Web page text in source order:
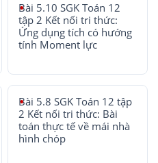
Bài 5.10 SGK Toán 12
tập 2 Kết nối tri thức:
Ứng dụng tích có hướng
tính Moment lực
Bài 5.8 SGK Toán 12 tập
2 Kết nối tri thức: Bài
toán thực tế về mái nhà
hình chóp